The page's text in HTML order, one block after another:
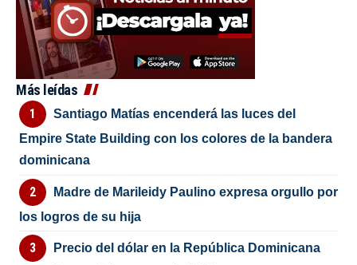
Más leídas
Santiago Matías encenderá las luces del
Empire State Building con los colores de la bandera
dominicana
Madre de Marileidy Paulino expresa orgullo por
los logros de su hija
Precio del dólar en la República Dominicana